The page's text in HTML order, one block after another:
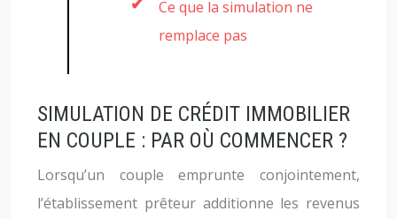
Ce que la simulation ne
remplace pas
SIMULATION DE CRÉDIT IMMOBILIER
EN COUPLE : PAR OÙ COMMENCER ?
Lorsqu’un couple emprunte conjointement,
l’établissement prêteur additionne les revenus